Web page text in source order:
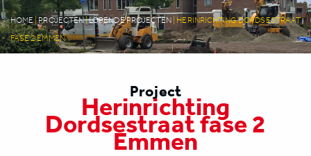
HOME|PROJECTEN|LOPENDE PROJECTEN HERINRICHTING DORDSESTRAAT
FASE 2 EMMEN
Project
Herinrichting
Dordsestraat fase 2
Emmen